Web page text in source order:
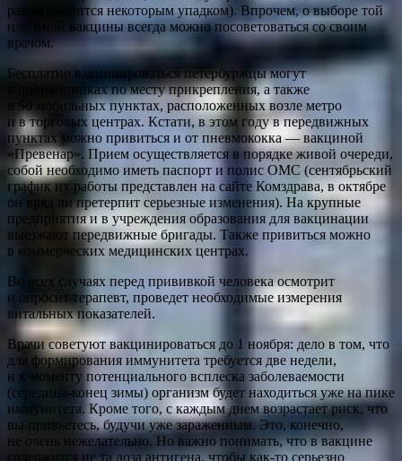
равно сменится некоторым упадком). Впрочем, о выборе той
или иной вакцины всегда можно посоветоваться со своим
врачом.
Бесплатно вакцинироваться петербуржцы могут
в поликлиниках по месту прикрепления, а также
в 50 мобильных пунктах, расположенных возле метро
и в торговых центрах. Кстати, в этом году в передвижных
пунктах можно привиться и от пневмококка — вакциной
«Превенар». Прием осуществляется в порядке живой очереди,
собой необходимо иметь паспорт и полис ОМС (сентябрьский
график их работы представлен на сайте Комздрава, в октябре
он вряд ли претерпит серьезные изменения). На крупные
предприятия и в учреждения образования для вакцинации
выезжают передвижные бригады. Также привиться можно
в коммерческих медицинских центрах.
Во всех случаях перед прививкой человека осмотрит
и опросит терапевт, проведет необходимые измерения
витальных показателей.
Врачи советуют вакцинироваться до 1 ноября: дело в том, что
для формирования иммунитета требуется две недели,
и к моменту потенциального всплеска заболеваемости
(середина-конец зимы) организм будет находиться уже на пике
иммунитета. Кроме того, с каждым днем возрастает риск, что
вы привьетесь, будучи уже зараженным. Это, конечно,
не очень нежелательно. Но важно понимать, что в вакцине
содержится не та доза антигена, чтобы как-то серьезно